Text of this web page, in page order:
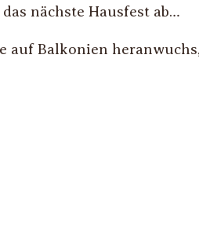
nächste Hausfest ab…
auf Balkonien